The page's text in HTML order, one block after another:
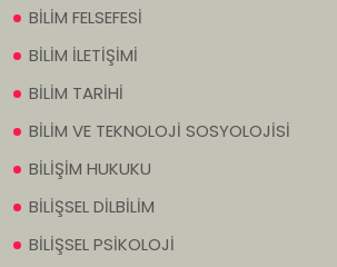
BİLİM FELSEFESİ
BİLİM İLETİŞİMİ
BİLİM TARİHİ
BİLİM VE TEKNOLOJİ SOSYOLOJİSİ
BİLİŞİM HUKUKU
BİLİŞSEL DİLBİLİM
BİLİŞSEL PSİKOLOJİ